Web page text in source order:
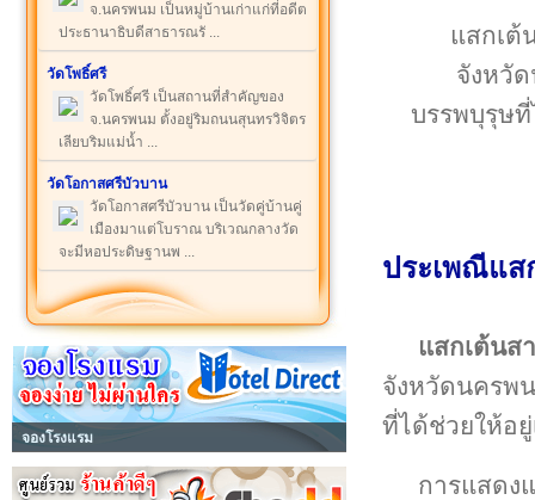
จ.นครพนม เป็นหมู่บ้านเก่าแก่ที่อดีต
ประธานาธิบดีสาธารณรั ...
วัดโพธิ์ศรี
วัดโพธิ์ศรี เป็นสถานที่สำคัญของ
จ.นครพนม ตั้งอยู่ริมถนนสุนทรวิจิตร
เลียบริมแม่น้ำ ...
วัดโอกาสศรีบัวบาน
วัดโอกาสศรีบัวบาน เป็นวัดคู่บ้านคู่
เมืองมาแต่โบราณ บริเวณกลางวัด
จะมีหอประดิษฐานพ ...
จองโรงแรม
แสกเต้
จังหวั
บรรพบุรุษ
ประเพณีแส
แสกเต้นส
จังหวัดนครพ
ที่ได้ช่วยให้อ
การแสดง